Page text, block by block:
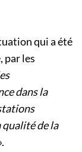
qui a été
par les
dans la
qualité de la